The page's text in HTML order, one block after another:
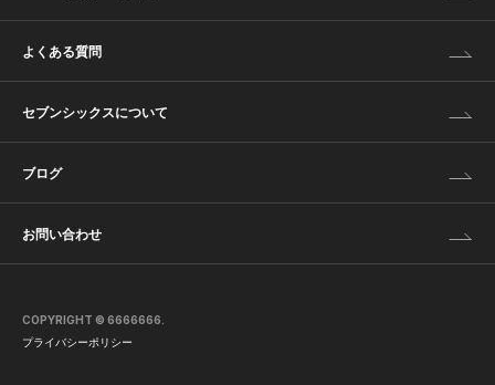
よくある質問
セブンシックスについて
ブログ
お問い合わせ
COPYRIGHT © 6666666.
プライバシーポリシー